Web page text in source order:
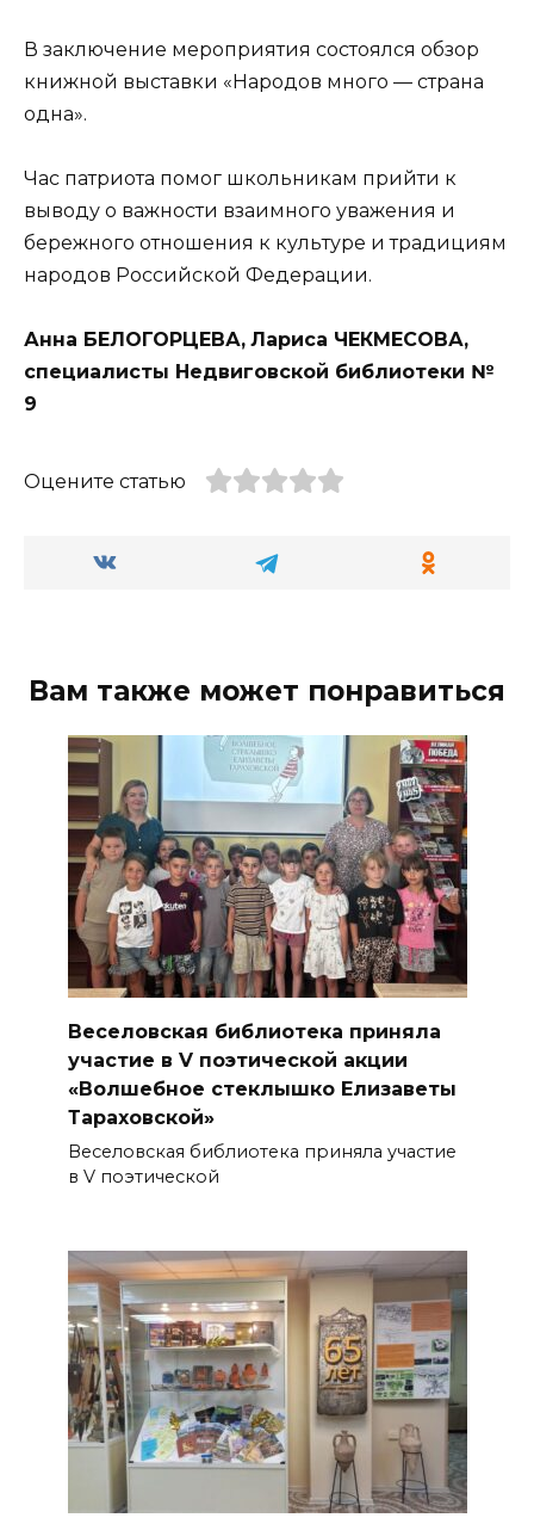
В заключение мероприятия состоялся обзор
книжной вы­ставки «Народов много — стра­на
одна».
Час патриота помог школь­никам прийти к
выводу о важ­ности взаимного уважения и
бережного отношения к куль­туре и традициям
народов Российской Федерации.
Анна БЕЛОГОРЦЕВА, Лариса ЧЕКМЕСОВА,
специалисты Недвигов­ской библиотеки №
9
Оцените статью
Вам также может понравиться
Веселовская библиотека приняла
участие в V поэтической акции
«Волшебное стеклышко Елизаветы
Тараховской»
Веселовская библиотека приняла участие
в V поэтической